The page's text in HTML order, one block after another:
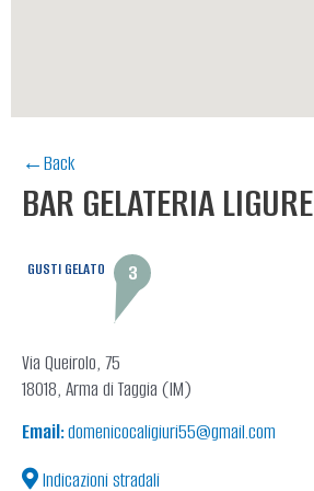
←Back
BAR GELATERIA LIGURE
GUSTI GELATO 3
Via Queirolo, 75
18018, Arma di Taggia (IM)
Email:domenicocaligiuri55@gmail.com
Indicazioni stradali